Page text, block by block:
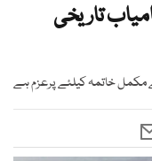
تاریخی
خاتمہ کیلئے پرعزم ہے